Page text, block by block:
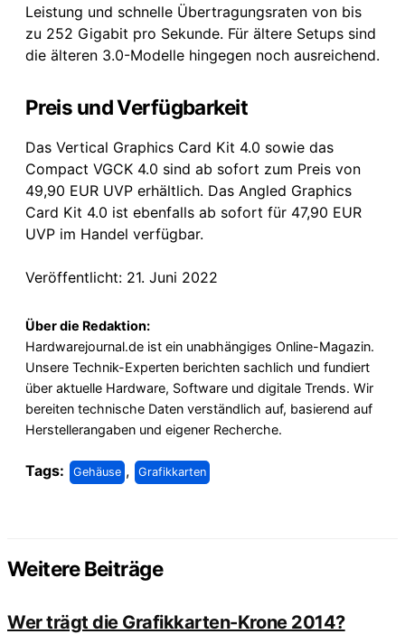
Leistung und schnelle Übertragungsraten von bis
zu 252 Gigabit pro Sekunde. Für ältere Setups sind
die älteren 3.0-Modelle hingegen noch ausreichend.
Preis und Verfügbarkeit
Das Vertical Graphics Card Kit 4.0 sowie das
Compact VGCK 4.0 sind ab sofort zum Preis von
49,90 EUR UVP erhältlich. Das Angled Graphics
Card Kit 4.0 ist ebenfalls ab sofort für 47,90 EUR
UVP im Handel verfügbar.
Veröffentlicht: 21. Juni 2022
Über die Redaktion:
Hardwarejournal.de ist ein unabhängiges Online-Magazin.
Unsere Technik-Experten berichten sachlich und fundiert
über aktuelle Hardware, Software und digitale Trends. Wir
bereiten technische Daten verständlich auf, basierend auf
Herstellerangaben und eigener Recherche.
Tags: Gehäuse , Grafikkarten
Weitere Beiträge
Wer trägt die Grafikkarten-Krone 2014?